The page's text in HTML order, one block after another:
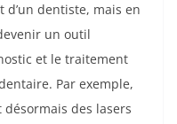
d’un dentiste, mais en
un outil
et le traitement
Par exemple,
des lasers